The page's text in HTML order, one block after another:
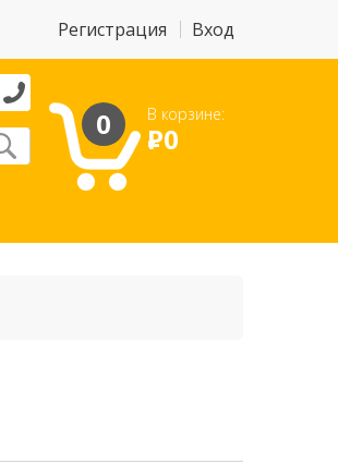
Регистрация Вход
0 В корзине:
Р0